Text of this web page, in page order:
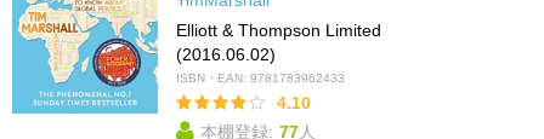
Elliott & Thompson Limited
(2016.06.02)
ISBN・EAN: 9781783962433
4.10
本棚登録: 77人